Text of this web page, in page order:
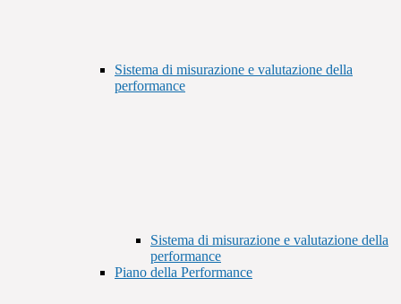
Sistema di misurazione e valutazione della
performance
Sistema di misurazione e valutazione della
performance
Piano della Performance